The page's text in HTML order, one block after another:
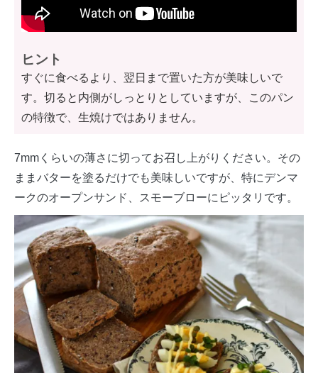
ヒント
すぐに食べるより、翌日まで置いた方が美味しいで
す。切ると内側がしっとりとしていますが、このパン
の特徴で、生焼けではありません。
7mmくらいの薄さに切ってお召し上がりください。その
ままバターを塗るだけでも美味しいですが、特にデンマ
ークのオープンサンド、スモーブローにピッタリです。